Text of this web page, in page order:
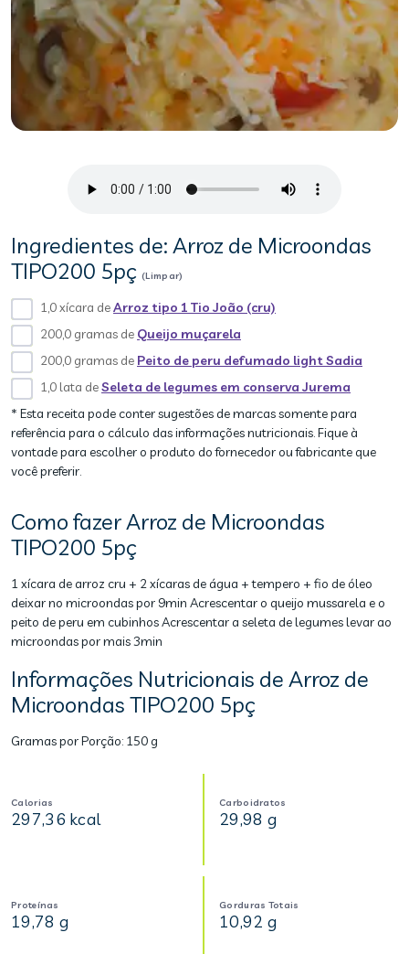
Ingredientes de: Arroz de Microondas
TIPO200 5pç (Limpar)
1,0 xícara deArroz tipo 1 Tio João (cru)
200,0 gramas de Queijo muçarela
200,0 gramas de Peito de peru defumado light Sadia
1,0 lata deSeleta de legumes em conserva Jurema
* Esta receita pode conter sugestões de marcas somente para
referência para o cálculo das informações nutricionais. Fique à
vontade para escolher o produto do fornecedor ou fabricante que
você preferir.
Como fazer Arroz de Microondas
TIPO200 5pç
1 xícara de arroz cru + 2 xícaras de água + tempero + fio de óleo
deixar no microondas por 9min Acrescentar o queijo mussarela e o
peito de peru em cubinhos Acrescentar a seleta de legumes levar ao
microondas por mais 3min
Informações Nutricionais de Arroz de
Microondas TIPO200 5pç
Gramas por Porção: 150 g
Calorias
297,36 kcal
Carboidratos
29,98 g
Proteínas
19,78 g
Gorduras Totais
10,92 g